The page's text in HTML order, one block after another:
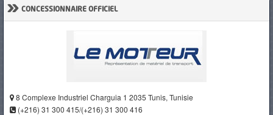
» CONCESSIONNAIRE OFFICIEL
8 Complexe Industriel Charguia 1 2035 Tunis, Tunisie
(+216) 31 300 415/(+216) 31 300 416